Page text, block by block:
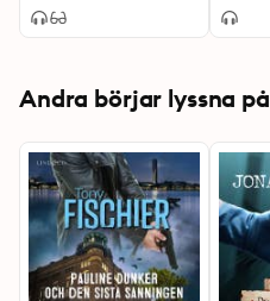
Andra börjar lyssna på